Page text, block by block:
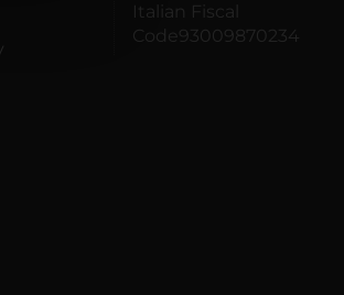
Italian Fiscal
Code93009870234